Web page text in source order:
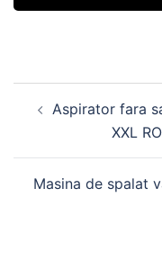
Aspirator fara
XXL
Masina de spalat